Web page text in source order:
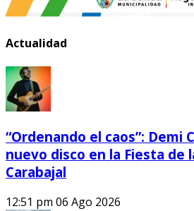
Actualidad
“Ordenando el caos”: Demi
nuevo disco en la Fiesta de
Carabajal
12:51 pm 06 Ago 2026